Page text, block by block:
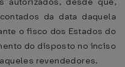
da data daquela
o fisco dos Estados do
do disposto no inciso
revendedores.